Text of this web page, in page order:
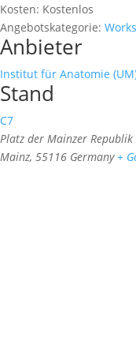
Kosten: Kostenlos
Angebotskategorie:
Anbieter
Institut für Anatomie
Stand
C7
Platz der Mainzer Republik
Mainz, 55116 Germany +